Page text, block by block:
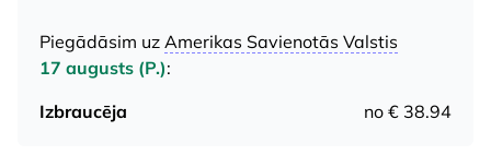
Piegādāsim uz Amerikas Savienotās Valstis
17 augusts (P.):
Izbraucēja
no € 38.94